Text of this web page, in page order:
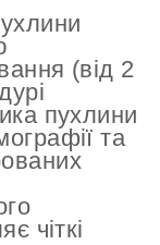
(від 2
пухлини
та
чіткі